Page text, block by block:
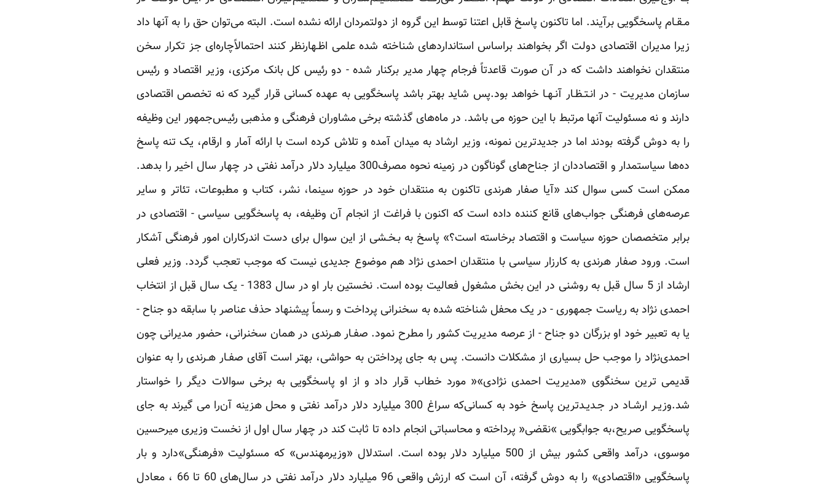
مـقـام پاسخگویی برآیند. اما تاکنون پاسخ قابل اعتنا توسط این گروه از دولتمردان ارائه نشده است. البته می‌توان حق را به آنها داد
زیرا مدیران اقتصادی دولت اگر بخواهند براساس استانداردهای شناخته شده علمی اظـهارنظر کنند احتمالاً‌چاره‌ای جز تکرار سخن
منتقدان نخواهند داشت که در آن صورت قاعدتاً فرجام چهار مدیر برکنار شده - دو رئیس کل بانک مرکزی، وزیر اقتصاد و رئیس
سازمان مدیریت - در انـتـظـار آنـهـا خواهد بود.پس شاید بهتر باشد پاسخگویی به عهده کسانی قرار گیرد که نه تخصص اقتصادی
دارند و نه مسئولیت آنها مرتبط با این حوزه می باشد. در ماه‌های گذشته برخی مشاوران فرهنگی و مذهبی رئیـس‌جمهور این وظیفه
را به دوش گرفته بودند اما در جدیدترین نمونه، وزیر ارشاد به میدان آمده و تلاش کرده است با ارائه آمار و ارقام، یک تنه پاسخ
ده‌ها سیاستمدار و اقتصاددان از جناح‌های گوناگون در زمینه نحوه مصرف300 میلیارد دلار درآمد نفتی در چهار سال اخیر را بدهد.
ممکن است کسی سوال کند «آیا صفار هرندی تاکنون به منتقدان خود در حوزه سینما، نشر، کتاب و مطبوعات، تئاتر و سایر
عرصه‌های فرهنگی جواب‌های قانع کننده داده است که اکنون با فراغت از انجام آن وظیفه، به پاسخگویی سیاسی - اقتصادی در
برابر متخصصان حوزه سیاست و اقتصاد برخاسته است؟» پاسخ به بـخـشی از این سوال برای دست اندرکاران امور فرهنگی آشکار
است. ورود صفار هرندی به کارزار سیاسی با منتقدان احمدی نژاد هم موضوع جدیدی نیست که موجب تعجب گردد. وزیر فعلی
ارشاد از 5 سال قبل به روشنی در این بخش مشغول فعالیت بوده است. نخستین بار او در سال 1383 - یک سال قبل از انتخاب
احمدی نژاد به ریاست جمهوری - در یک محفل شناخته شده به سخنرانی پرداخت و رسماً پیشنهاد حذف عناصر با سابقه دو جناح -
یا به تعبیر خود او بزرگان دو جناح - از عرصه مدیریت کشور را مطرح نمود. صفـار هـرندی در همان سخنرانی، حضور مدیرانی چون
احمدی‌نژاد را موجب حل بسیاری از مشکلات دانست. ‌‌پس به جای پرداختن به حواشی، بهتر است آقای صفـار هـرندی را به عنوان
قدیمی ترین سخنگوی «مدیریت احمدی نژادی»« مورد خطاب قرار داد و از او پاسخگویی به برخی سوالات دیگر را خواستار
شد.وزیـر ارشـاد در جـدیـدترین پاسخ خود به کسانی‌که سراغ 300 میلیارد دلار درآمد نفتی و محل هزینه آن‌را می گیرند به جای
پاسخگویی صریح،به جوابگویی »نقضی« پرداخته و محاسباتی انجام داده تا ثابت کند در چهار سال اول از نخست وزیری میرحسین
موسوی، درآمد واقعی کشور بیش از 500 میلیارد دلار بوده است. استدلال «وزیرمهندس» که مسئولیت «فرهنگی»دارد و بار
پاسخگویی «اقتصادی» را به دوش گرفته، آن است که ارزش واقعی 96 میلیارد دلار درآمد نفتی در سال‌های 60 تا 66 ، معادل